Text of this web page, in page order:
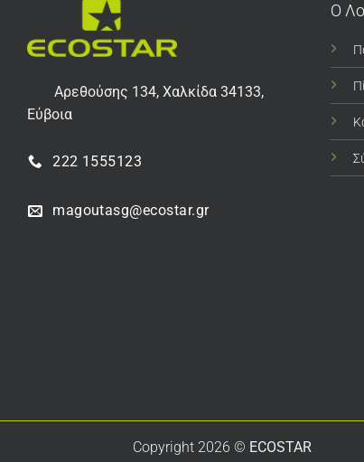
Αρεθούσης 134, Χαλκίδα 34133,
Εύβοια
222 1555123
magoutasg@ecostar.gr
Ο
Copyright 2026 © ECOSTAR